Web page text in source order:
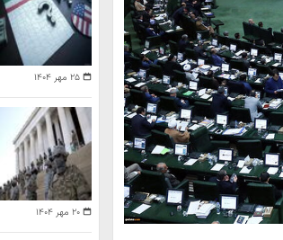
۲۵ مهر ۱۴۰۴
۲۰ مهر ۱۴۰۴